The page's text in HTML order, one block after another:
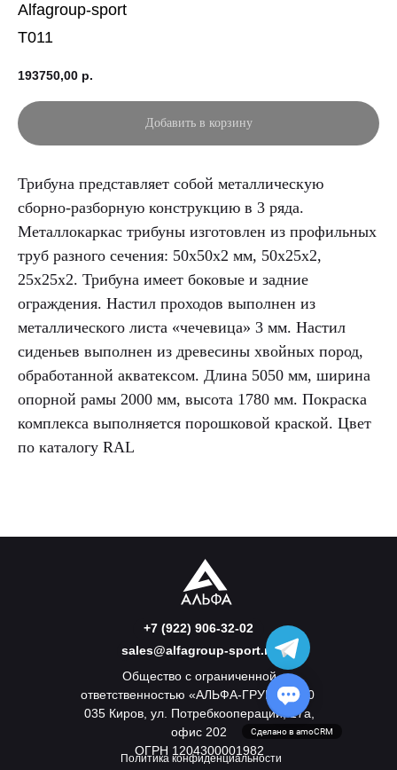
Alfagroup-sport
T011
193750,00 р.
Добавить в корзину
Трибуна представляет собой металлическую
сборно-разборную конструкцию в 3 ряда.
Металлокаркас трибуны изготовлен из профильных
труб разного сечения: 50х50х2 мм, 50х25х2,
25х25х2. Трибуна имеет боковые и задние
ограждения. Настил проходов выполнен из
металлического листа «чечевица» 3 мм. Настил
сиденьев выполнен из древесины хвойных пород,
обработанной акватексом. Длина 5050 мм, ширина
опорной рамы 2000 мм, высота 1780 мм. Покраска
комплекса выполняется порошковой краской. Цвет
по каталогу RAL
Политика конфиденциальности
Общество с ограниченной
ответственностью «АЛЬФА-ГРУПП» 610
035 Киров, ул. Потребкооперации, 17а,
офис 202
ОГРН 1204300001982
+7 (922) 906-32-02
sales@alfagroup-sport.ru
Сделано в amoCRM